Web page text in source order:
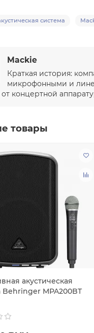
система
Mackie
Краткая история:
микрофонными и
от концертной
товары
акустическая
Behringer MPA200BT